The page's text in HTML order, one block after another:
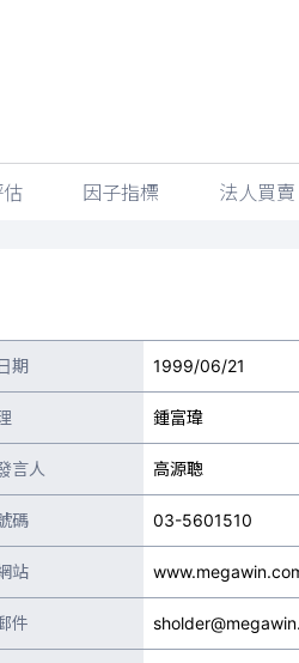
因子指標 法人買賣
期 1999/06/21
鍾富瑋
言人 高源聰
碼 03-5601510
站
件